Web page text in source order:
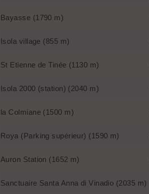
Bayasse (1790 m)
Isola village (855 m)
St Etienne de Tinée (1130 m)
Isola 2000 (station) (2040 m)
la Colmiane (1500 m)
Roya (Parking supérieur) (1590 m)
Auron Station (1652 m)
Sanctuaire Santa Anna di Vinadio (2035 m)